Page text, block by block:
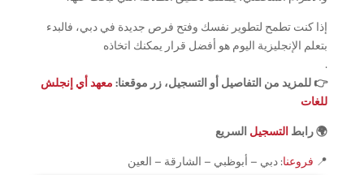
إذا كنت تطمح لتطوير نفسك وفتح فرص جديدة في دبي، فالبدء
بتعلم الإنجليزية اليوم هو أفضل قرار يمكنك اتخاذه
.
👉 للمزيد من التفاصيل أو التسجيل، زر موقعنا:معهد أي إنجلش
للغات
🌍 رابطالتسجيلالسريع
📍 فروعنا: دبي – أبوظبي – الشارقة – العين